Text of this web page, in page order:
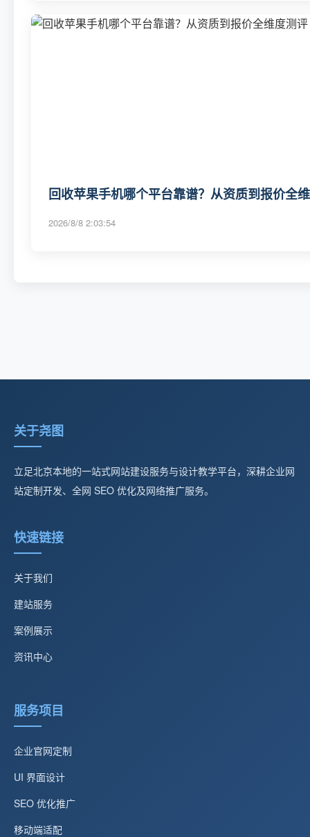
回收苹果手机哪个平台靠谱？从资质到报价全
2026/8/8 2:03:54
关于尧图
立足北京本地的一站式网站建设服务与设计教学平台，深耕企业网
站定制开发、全网 SEO 优化及网络推广服务。
快速链接
关于我们
建站服务
案例展示
资讯中心
服务项目
企业官网定制
UI 界面设计
SEO 优化推广
移动端适配